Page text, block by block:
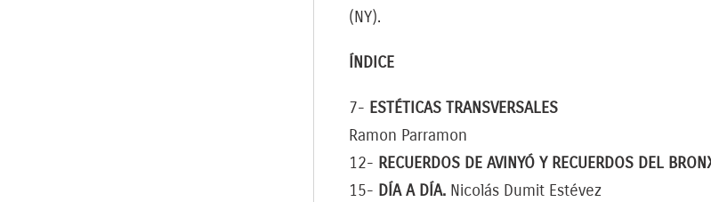
(NY).
ÍNDICE
7- ESTÉTICAS TRANSVERSALES
Ramon Parramon
12- RECUERDOS DE AVINYÓ Y RECUERDOS DEL
15- DÍA A DÍA. Nicolás Dumit Estévez